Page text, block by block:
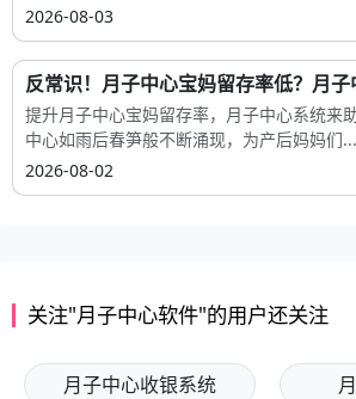
2026-08-03
反常识！月子中心宝妈留存率低？月
提升月子中心宝妈留存率，月子中心系统来
中心如雨后春笋般不断涌现，为产后妈妈们...
2026-08-02
关注"月子中心软件"的用户还关注
月子中心收银系统